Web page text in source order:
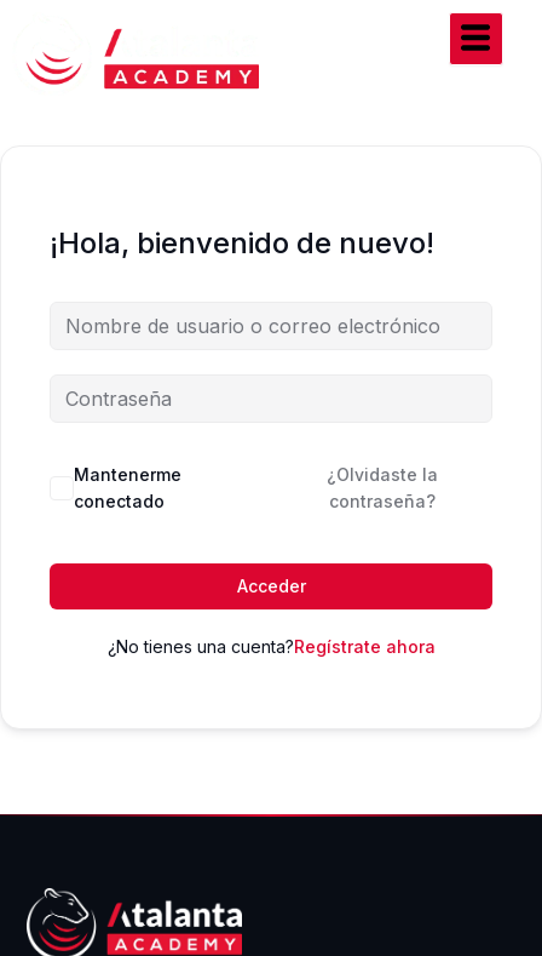
contenido
¡Hola, bienvenido de nuevo!
Mantenerme
conectado
¿Olvidaste la
contraseña?
Acceder
¿No tienes una cuenta?Regístrate ahora